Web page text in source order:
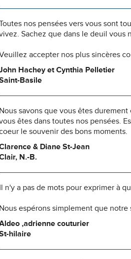
nos pensées vers vous sont
Sachez que dans le deuil vous
accepter nos plus sincères
Hachey et Cynthia Pelletier
Basile
Nous savons que vous êtes
êtes dans toutes nos pensées.
le souvenir des bons moments.
& Diane St-Jean
N.-B.
Il n'y a pas de mots pour exprimer à
Nous espérons simplement que
,adrienne couturier
hilaire